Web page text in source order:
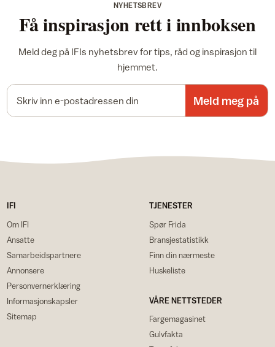
NYHETSBREV
Få inspirasjon rett i innboksen
Meld deg på IFIs nyhetsbrev for tips, råd og inspirasjon til
hjemmet.
Meld meg på
IFI
Om IFI
Ansatte
Samarbeidspartnere
Annonsere
Personvernerklæring
Informasjonskapsler
Sitemap
TJENESTER
Spør Frida
Bransjestatistikk
Finn din nærmeste
Huskeliste
VÅRE NETTSTEDER
Fargemagasinet
Gulvfakta